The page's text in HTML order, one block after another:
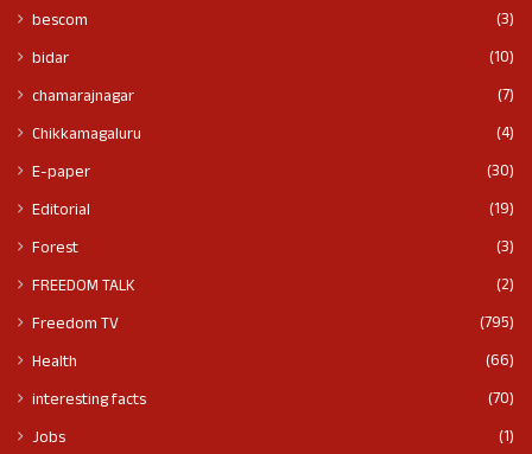
bescom
(3)
bidar
(10)
chamarajnagar
(7)
Chikkamagaluru
(4)
E-paper
(30)
Editorial
(19)
Forest
(3)
FREEDOM TALK
(2)
Freedom TV
(795)
Health
(66)
interesting facts
(70)
Jobs
(1)